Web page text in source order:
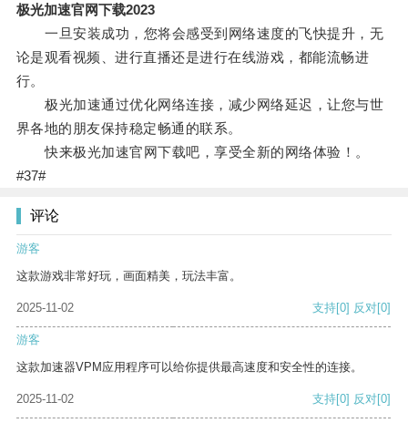
极光加速官网下载2023
一旦安装成功，您将会感受到网络速度的飞快提升，无
论是观看视频、进行直播还是进行在线游戏，都能流畅进
行。
极光加速通过优化网络连接，减少网络延迟，让您与世
界各地的朋友保持稳定畅通的联系。
快来极光加速官网下载吧，享受全新的网络体验！。
#37#
评论
游客
这款游戏非常好玩，画面精美，玩法丰富。
2025-11-02 支持[0] 反对[0]
游客
这款加速器VPM应用程序可以给你提供最高速度和安全性的连接。
2025-11-02 支持[0] 反对[0]